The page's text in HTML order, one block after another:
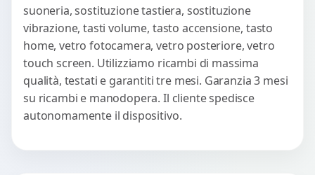
suoneria, sostituzione tastiera, sostituzione
vibrazione, tasti volume, tasto accensione, tasto
home, vetro fotocamera, vetro posteriore, vetro
touch screen. Utilizziamo ricambi di massima
qualità, testati e garantiti tre mesi. Garanzia 3 mesi
su ricambi e manodopera. Il cliente spedisce
autonomamente il dispositivo.